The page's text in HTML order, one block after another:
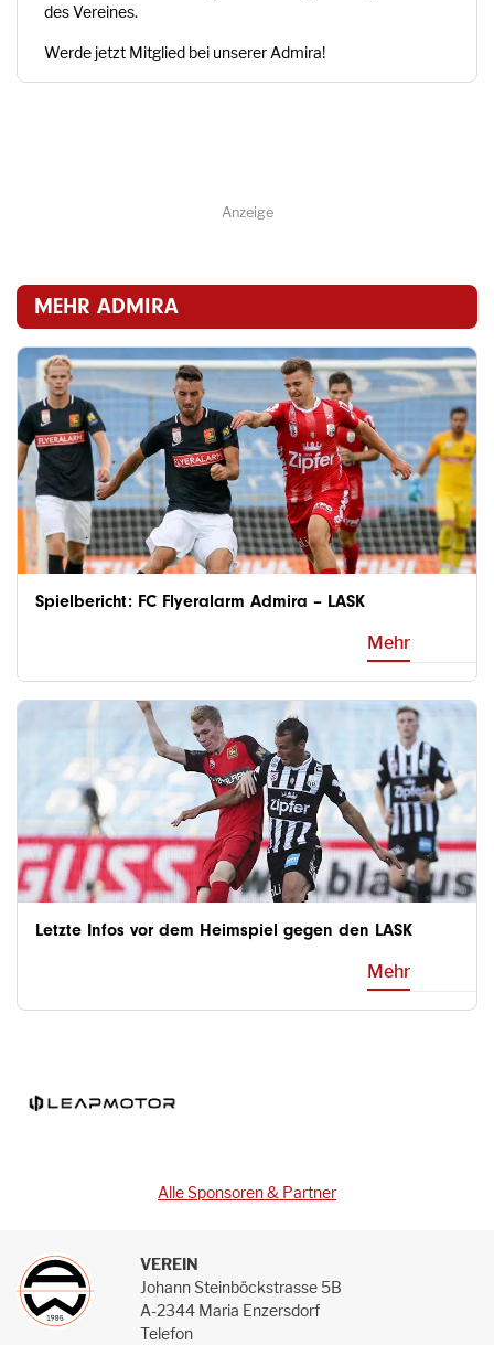
MEHR ADMIRA
Spielbericht: FC Flyeralarm Admira – LASK
Mehr
Letzte Infos vor dem Heimspiel gegen den LASK
Mehr
des Vereines.
Werde jetzt Mitglied bei unserer Admira!
Anzeige
Alle Sponsoren & Partner
VEREIN
Johann Steinböckstrasse 5B
A-2344 Maria Enzersdorf
Telefon